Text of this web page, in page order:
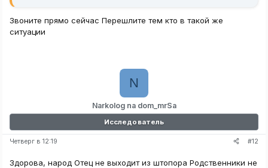
Звоните прямо сейчас Перешлите тем кто в такой же
ситуации
Narkolog na dom_mrSa
N
Исследователь
Четверг в 12:19 #12
Здорова, народ Отец не выходит из штопора Родственники не